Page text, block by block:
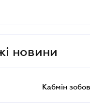
новини
Кабмін